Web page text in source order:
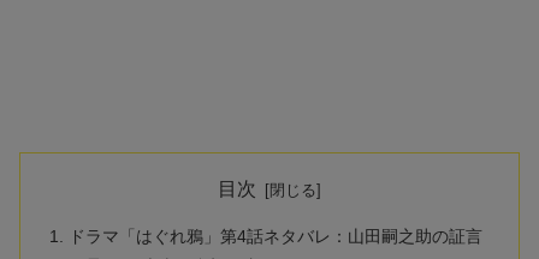
目次
ドラマ「はぐれ鴉」第4話ネタバレ：山田嗣之助の証言